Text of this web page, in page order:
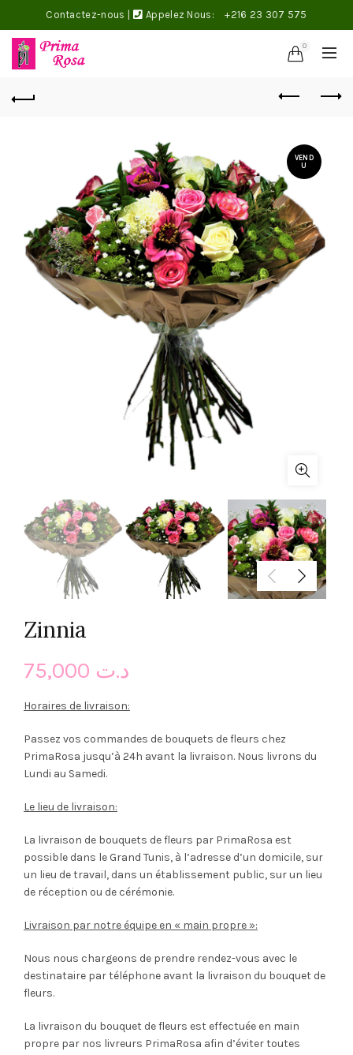
Contactez-nous Appelez Nous: +216 23 307 575
0
VEND
U
Zinnia
د.ت
Horaires de livraison:
Passez vos commandes de bouquets de fleurs chez
PrimaRosa jusqu’à 24h avant la livraison. Nous livrons du
Lundi au Samedi.
Le lieu de livraison:
La livraison de bouquets de fleurs par PrimaRosa est
possible dans le Grand Tunis, à l’adresse d’un domicile, sur
un lieu de travail, dans un établissement public, sur un lieu
de réception ou de cérémonie.
Livraison par notre équipe en « main propre »:
Nous nous chargeons de prendre rendez-vous avec le
destinataire par téléphone avant la livraison du bouquet de
fleurs.
La livraison du bouquet de fleurs est effectuée en main
propre par nos livreurs PrimaRosa afin d’éviter toutes